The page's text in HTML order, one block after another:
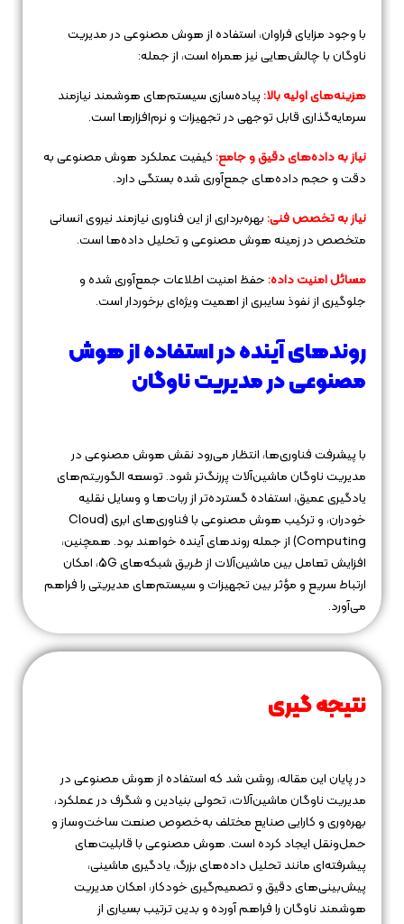
با وجود مزایای فراوان، استفاده از هوش مصنوعی در مدیریت
ناوگان با چالش‌هایی نیز همراه است، از جمله:
هزینه‌های اولیه بالا:پیاده‌سازی سیستم‌های هوشمند نیازمند
سرمایه‌گذاری قابل توجهی در تجهیزات و نرم‌افزارها است.
نیاز به داده‌های دقیق و جامع:کیفیت عملکرد هوش مصنوعی به
دقت و حجم داده‌های جمع‌آوری شده بستگی دارد.
نیاز به تخصص فنی:بهره‌برداری از این فناوری نیازمند نیروی انسانی
متخصص در زمینه هوش مصنوعی و تحلیل داده‌ها است.
مسائل امنیت داده:حفظ امنیت اطلاعات جمع‌آوری شده و
جلوگیری از نفوذ سایبری از اهمیت ویژه‌ای برخوردار است.
روندهای آینده در استفاده از هوش
مصنوعی در مدیریت ناوگان
با پیشرفت فناوری‌ها، انتظار می‌رود نقش هوش مصنوعی در
مدیریت ناوگان ماشین‌آلات پررنگ‌تر شود. توسعه الگوریتم‌های
یادگیری عمیق، استفاده گسترده‌تر از ربات‌ها و وسایل نقلیه
خودران، و ترکیب هوش مصنوعی با فناوری‌های ابری (Cloud
Computing) از جمله روندهای آینده خواهند بود. همچنین،
افزایش تعامل بین ماشین‌آلات از طریق شبکه‌های 5G، امکان
ارتباط سریع و مؤثر بین تجهیزات و سیستم‌های مدیریتی را فراهم
می‌آورد.
نتیجه‌ گیری
در پایان این مقاله، روشن شد که استفاده از هوش مصنوعی در
مدیریت ناوگان ماشین‌آلات، تحولی بنیادین و شگرف در عملکرد،
بهره‌وری و کارایی صنایع مختلف به‌خصوص صنعت ساخت‌وساز و
حمل‌ونقل ایجاد کرده است. هوش مصنوعی با قابلیت‌های
پیشرفته‌ای مانند تحلیل داده‌های بزرگ، یادگیری ماشینی،
پیش‌بینی‌های دقیق و تصمیم‌گیری خودکار، امکان مدیریت
هوشمند ناوگان را فراهم آورده و بدین ترتیب بسیاری از